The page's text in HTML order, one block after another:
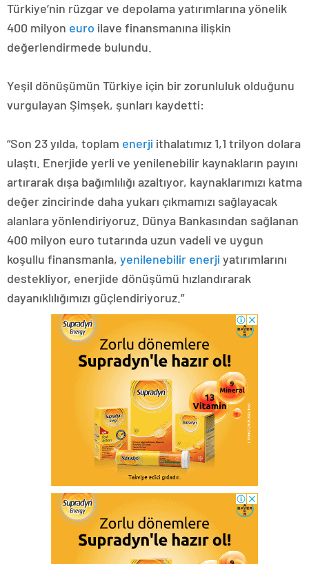
Türkiye’nin rüzgar ve depolama yatırımlarına yönelik
400 milyon euro ilave finansmanına ilişkin
değerlendirmede bulundu.
Yeşil dönüşümün Türkiye için bir zorunluluk olduğunu
vurgulayan Şimşek, şunları kaydetti:
“Son 23 yılda, toplam enerji ithalatımız 1,1 trilyon dolara
ulaştı. Enerjide yerli ve yenilenebilir kaynakların payını
artırarak dışa bağımlılığı azaltıyor, kaynaklarımızı katma
değer zincirinde daha yukarı çıkmamızı sağlayacak
alanlara yönlendiriyoruz. Dünya Bankasından sağlanan
400 milyon euro tutarında uzun vadeli ve uygun
koşullu finansmanla, yenilenebilir enerji yatırımlarını
destekliyor, enerjide dönüşümü hızlandırarak
dayanıklılığımızı güçlendiriyoruz.”